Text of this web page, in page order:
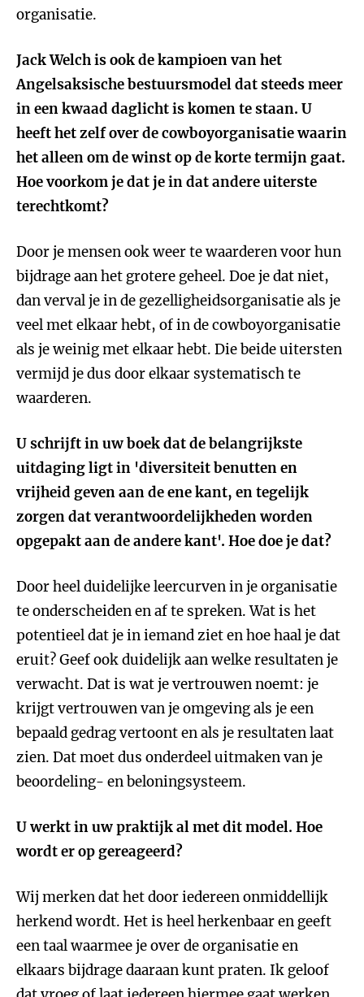
organisatie.
Jack Welch is ook de kampioen van het
Angelsaksische bestuursmodel dat steeds meer
in een kwaad daglicht is komen te staan. U
heeft het zelf over de cowboyorganisatie waarin
het alleen om de winst op de korte termijn gaat.
Hoe voorkom je dat je in dat andere uiterste
terechtkomt?
Door je mensen ook weer te waarderen voor hun
bijdrage aan het grotere geheel. Doe je dat niet,
dan verval je in de gezelligheidsorganisatie als je
veel met elkaar hebt, of in de cowboyorganisatie
als je weinig met elkaar hebt. Die beide uitersten
vermijd je dus door elkaar systematisch te
waarderen.
U schrijft in uw boek dat de belangrijkste
uitdaging ligt in 'diversiteit benutten en
vrijheid geven aan de ene kant, en tegelijk
zorgen dat verantwoordelijkheden worden
opgepakt aan de andere kant'. Hoe doe je dat?
Door heel duidelijke leercurven in je organisatie
te onderscheiden en af te spreken. Wat is het
potentieel dat je in iemand ziet en hoe haal je dat
eruit? Geef ook duidelijk aan welke resultaten je
verwacht. Dat is wat je vertrouwen noemt: je
krijgt vertrouwen van je omgeving als je een
bepaald gedrag vertoont en als je resultaten laat
zien. Dat moet dus onderdeel uitmaken van je
beoordeling- en beloningsysteem.
U werkt in uw praktijk al met dit model. Hoe
wordt er op gereageerd?
Wij merken dat het door iedereen onmiddellijk
herkend wordt. Het is heel herkenbaar en geeft
een taal waarmee je over de organisatie en
elkaars bijdrage daaraan kunt praten. Ik geloof